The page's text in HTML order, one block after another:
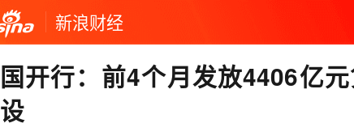
新浪财经
国开行：前4个月发放4406亿
设